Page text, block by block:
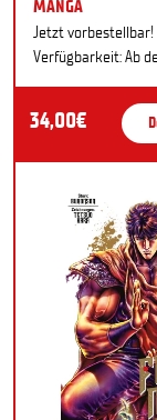
MANGA
Jetzt vorbestellbar!
Verfügbarkeit: Ab
34,00€